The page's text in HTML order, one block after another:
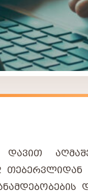
ᲓᲐᲕᲘᲗ
ᲗᲔᲑᲔᲠᲕᲚᲘᲓᲐᲜ